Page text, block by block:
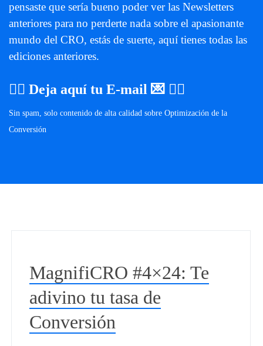
pensaste que sería bueno poder ver las Newsletters
anteriores para no perderte nada sobre el apasionante
mundo del CRO, estás de suerte, aquí tienes todas las
ediciones anteriores.
👉🏼 Deja aquí tu E-mail 💌 👈🏼
Sin spam, solo contenido de alta calidad sobre Optimización de la
Conversión
MagnifiCRO #4×24: Te
adivino tu tasa de
Conversión